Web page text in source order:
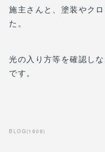
施主さんと、塗装やク
た。
光の入り方等を確認し
です。
BLOG (1609)